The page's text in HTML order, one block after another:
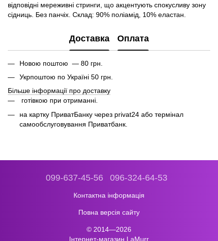
відповідні мереживні стринги, що акцентують спокусливу зону
сідниць. Без панчіх. Склад: 90% поліамід, 10% еластан.
Доставка Оплата
Новою поштою — 80 грн.
Укрпоштою по Україні 50 грн.
Більше інформації про доставку
готівкою при отриманні.
на картку ПриватБанку через privat24 або термінал
самообслуговування Приватбанк.
099-637-45-56 096-324-64-53
Контактна інформація
Повна версія сайту
© 2014—2026
Інтернет-магазин LaMurr